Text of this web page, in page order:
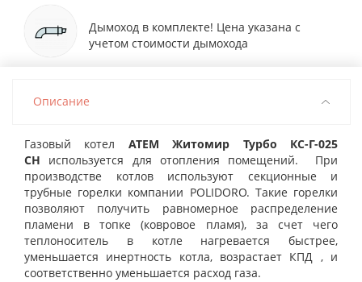
Дымоход в комплекте! Цена указана с
учетом стоимости дымохода
Описание
Газовый котел АТЕМ Житомир Турбо КС-Г-025
СН используется для отопления помещений. При
производстве котлов используют секционные и
трубные горелки компании POLIDORO. Такие горелки
позволяют получить равномерное распределение
пламени в топке (ковровое пламя), за счет чего
теплоноситель в котле нагревается быстрее,
уменьшается инертность котла, возрастает КПД , и
соответственно уменьшается расход газа.